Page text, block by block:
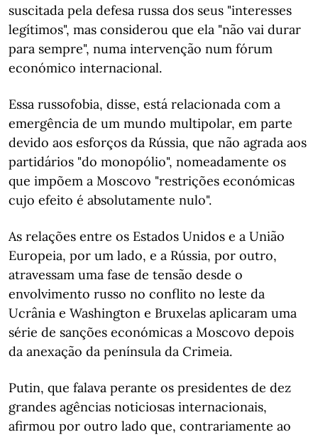
suscitada pela defesa russa dos seus "interesses
legítimos", mas considerou que ela "não vai durar
para sempre", numa intervenção num fórum
económico internacional.
Essa russofobia, disse, está relacionada com a
emergência de um mundo multipolar, em parte
devido aos esforços da Rússia, que não agrada aos
partidários "do monopólio", nomeadamente os
que impõem a Moscovo "restrições económicas
cujo efeito é absolutamente nulo".
As relações entre os Estados Unidos e a União
Europeia, por um lado, e a Rússia, por outro,
atravessam uma fase de tensão desde o
envolvimento russo no conflito no leste da
Ucrânia e Washington e Bruxelas aplicaram uma
série de sanções económicas a Moscovo depois
da anexação da península da Crimeia.
Putin, que falava perante os presidentes de dez
grandes agências noticiosas internacionais,
afirmou por outro lado que, contrariamente ao